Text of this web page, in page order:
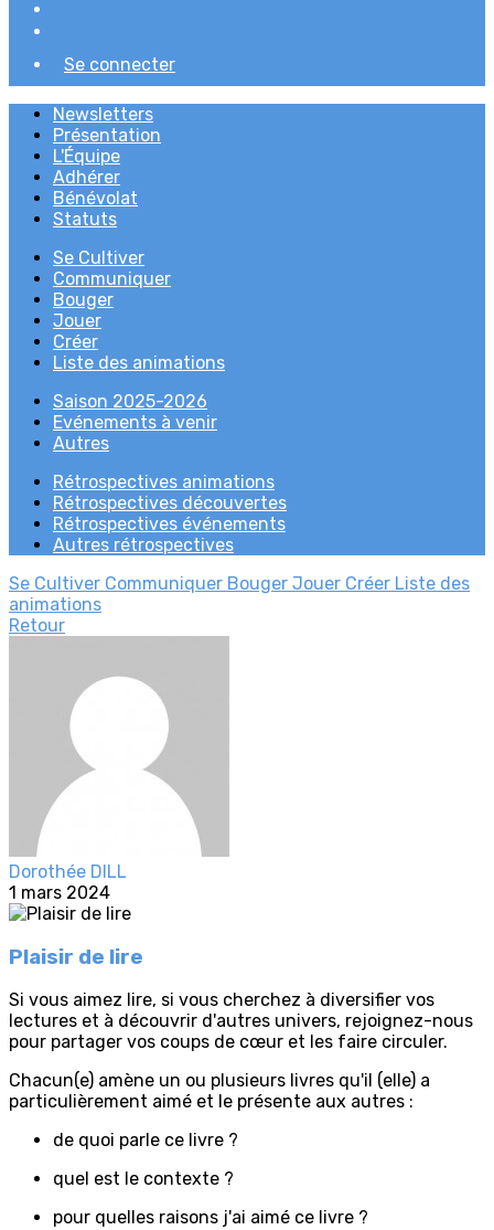
Se connecter
Newsletters
Présentation
L'Équipe
Adhérer
Bénévolat
Statuts
Se Cultiver
Communiquer
Bouger
Jouer
Créer
Liste des animations
Saison 2025-2026
Evénements à venir
Autres
Rétrospectives animations
Rétrospectives découvertes
Rétrospectives événements
Autres rétrospectives
Se Cultiver Communiquer Bouger Jouer Créer Liste des
animations
Retour
Dorothée DILL
1 mars 2024
Plaisir de lire
Si vous aimez lire, si vous cherchez à diversifier vos
lectures et à découvrir d'autres univers, rejoignez-nous
pour partager vos coups de cœur et les faire circuler.
Chacun(e) amène un ou plusieurs livres qu'il (elle) a
particulièrement aimé et le présente aux autres :
de quoi parle ce livre ?
quel est le contexte ?
pour quelles raisons j'ai aimé ce livre ?